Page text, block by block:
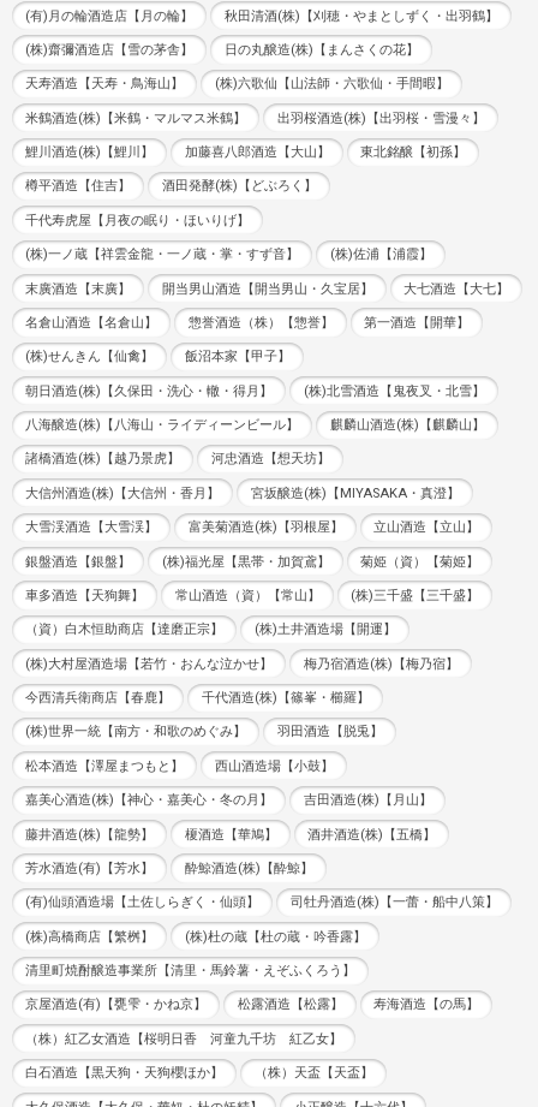
(有)月の輪酒造店【月の輪】 秋田清酒(株)【刈穂・やまとしずく・出羽鶴】
(株)齋彌酒造店【雪の茅舎】 日の丸醸造(株)【まんさくの花】
天寿酒造【天寿・鳥海山】 (株)六歌仙【山法師・六歌仙・手間暇】
米鶴酒造(株)【米鶴・マルマス米鶴】 出羽桜酒造(株)【出羽桜・雪漫々】
鯉川酒造(株)【鯉川】 加藤喜八郎酒造【大山】 東北銘醸【初孫】
樽平酒造【住吉】 酒田発酵(株)【どぶろく】
千代寿虎屋【月夜の眠り・ほいりげ】
(株)一ノ蔵【祥雲金龍・一ノ蔵・掌・すず音】 (株)佐浦【浦霞】
末廣酒造【末廣】 開当男山酒造【開当男山・久宝居】 大七酒造【大七】
名倉山酒造【名倉山】 惣誉酒造（株）【惣誉】 第一酒造【開華】
(株)せんきん【仙禽】 飯沼本家【甲子】
朝日酒造(株)【久保田・洗心・轍・得月】 (株)北雪酒造【鬼夜叉・北雪】
八海醸造(株)【八海山・ライディーンビール】 麒麟山酒造(株)【麒麟山】
諸橋酒造(株)【越乃景虎】 河忠酒造【想天坊】
大信州酒造(株)【大信州・香月】 宮坂醸造(株)【MIYASAKA・真澄】
大雪渓酒造【大雪渓】 富美菊酒造(株)【羽根屋】 立山酒造【立山】
銀盤酒造【銀盤】 (株)福光屋【黒帯・加賀鳶】 菊姫（資）【菊姫】
車多酒造【天狗舞】 常山酒造（資）【常山】 (株)三千盛【三千盛】
（資）白木恒助商店【達磨正宗】 (株)土井酒造場【開運】
(株)大村屋酒造場【若竹・おんな泣かせ】 梅乃宿酒造(株)【梅乃宿】
今西清兵衛商店【春鹿】 千代酒造(株)【篠峯・櫛羅】
(株)世界一統【南方・和歌のめぐみ】 羽田酒造【脱兎】
松本酒造【澤屋まつもと】 西山酒造場【小鼓】
嘉美心酒造(株)【神心・嘉美心・冬の月】 吉田酒造(株)【月山】
藤井酒造(株)【龍勢】 榎酒造【華鳩】 酒井酒造(株)【五橋】
芳水酒造(有)【芳水】 酔鯨酒造(株)【酔鯨】
(有)仙頭酒造場【土佐しらぎく・仙頭】 司牡丹酒造(株)【一蕾・船中八策】
(株)高橋商店【繁桝】 (株)杜の蔵【杜の蔵・吟香露】
清里町焼酎醸造事業所【清里・馬鈴薯・えぞふくろう】
京屋酒造(有)【甕雫・かね京】 松露酒造【松露】 寿海酒造【の馬】
（株）紅乙女酒造【桜明日香 河童九千坊 紅乙女】
白石酒造【黒天狗・天狗櫻ほか】 （株）天盃【天盃】